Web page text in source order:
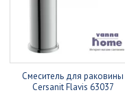
Смеситель для раковины
Cersanit Flavis 63037